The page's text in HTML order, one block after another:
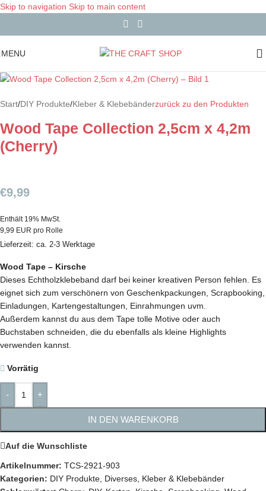
Skip to navigation Skip to main content
MENU
Start/DIY Produkte/Kleber & Klebebänderzurück zu den Produkten
Wood Tape Collection 2,5cm x 4,2m
(Cherry)
€9,99
Enthält 19% MwSt.
9,99 EUR pro Rolle
Lieferzeit: ca. 2-3 Werktage
Wood Tape – Kirsche
Dieses Echtholzklebeband darf bei keiner kreativen Person fehlen. Es
eignet sich zum verschönern von Geschenkpackungen, Scrapbooking,
Einladungen, Kartengestaltungen, Einrahmungen uvm.
Außerdem kannst du aus dem Tape tolle Motive oder auch
Buchstaben schneiden, die du ebenfalls als kleine Highlights
verwenden kannst.
Vorrätig
- +
IN DEN WARENKORB
Auf die Wunschliste
Artikelnummer: TCS-2921-903
Kategorien: DIY Produkte, Diverses, Kleber & Klebebänder